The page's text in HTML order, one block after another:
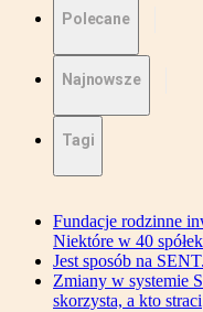
Polecane
Najnowsze
Tagi
Fundacje rodzinne
Niektóre w 40
Jest sposób na
Zmiany w systemie
skorzysta, a kto straci